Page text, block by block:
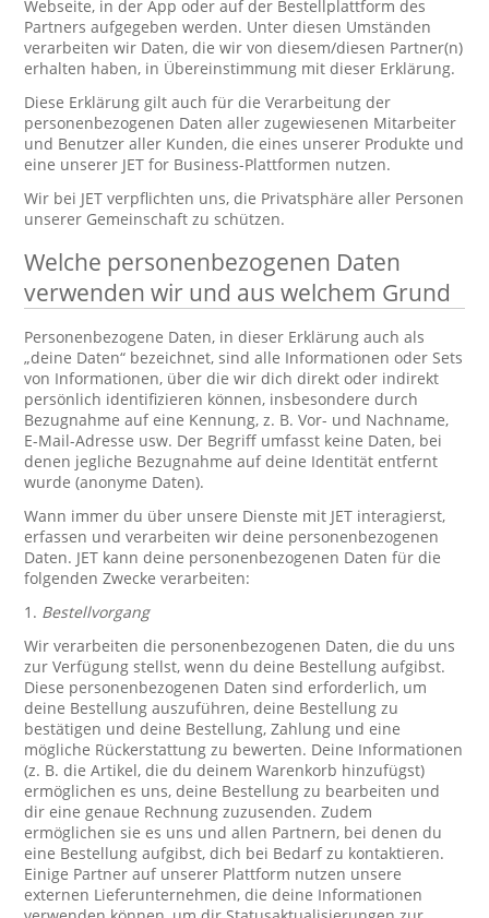
Webseite, in der App oder auf der Bestellplattform des
Partners aufgegeben werden. Unter diesen Umständen
verarbeiten wir Daten, die wir von diesem/diesen Partner(n)
erhalten haben, in Übereinstimmung mit dieser Erklärung.
Diese Erklärung gilt auch für die Verarbeitung der
personenbezogenen Daten aller zugewiesenen Mitarbeiter
und Benutzer aller Kunden, die eines unserer Produkte und
eine unserer JET for Business-Plattformen nutzen.
Wir bei JET verpflichten uns, die Privatsphäre aller Personen
unserer Gemeinschaft zu schützen.
Welche personenbezogenen Daten
verwenden wir und aus welchem Grund
Personenbezogene Daten, in dieser Erklärung auch als
„deine Daten“ bezeichnet, sind alle Informationen oder Sets
von Informationen, über die wir dich direkt oder indirekt
persönlich identifizieren können, insbesondere durch
Bezugnahme auf eine Kennung, z. B. Vor- und Nachname,
E-Mail-Adresse usw. Der Begriff umfasst keine Daten, bei
denen jegliche Bezugnahme auf deine Identität entfernt
wurde (anonyme Daten).
Wann immer du über unsere Dienste mit JET interagierst,
erfassen und verarbeiten wir deine personenbezogenen
Daten. JET kann deine personenbezogenen Daten für die
folgenden Zwecke verarbeiten:
1. Bestellvorgang
Wir verarbeiten die personenbezogenen Daten, die du uns
zur Verfügung stellst, wenn du deine Bestellung aufgibst.
Diese personenbezogenen Daten sind erforderlich, um
deine Bestellung auszuführen, deine Bestellung zu
bestätigen und deine Bestellung, Zahlung und eine
mögliche Rückerstattung zu bewerten. Deine Informationen
(z. B. die Artikel, die du deinem Warenkorb hinzufügst)
ermöglichen es uns, deine Bestellung zu bearbeiten und
dir eine genaue Rechnung zuzusenden. Zudem
ermöglichen sie es uns und allen Partnern, bei denen du
eine Bestellung aufgibst, dich bei Bedarf zu kontaktieren.
Einige Partner auf unserer Plattform nutzen unsere
externen Lieferunternehmen, die deine Informationen